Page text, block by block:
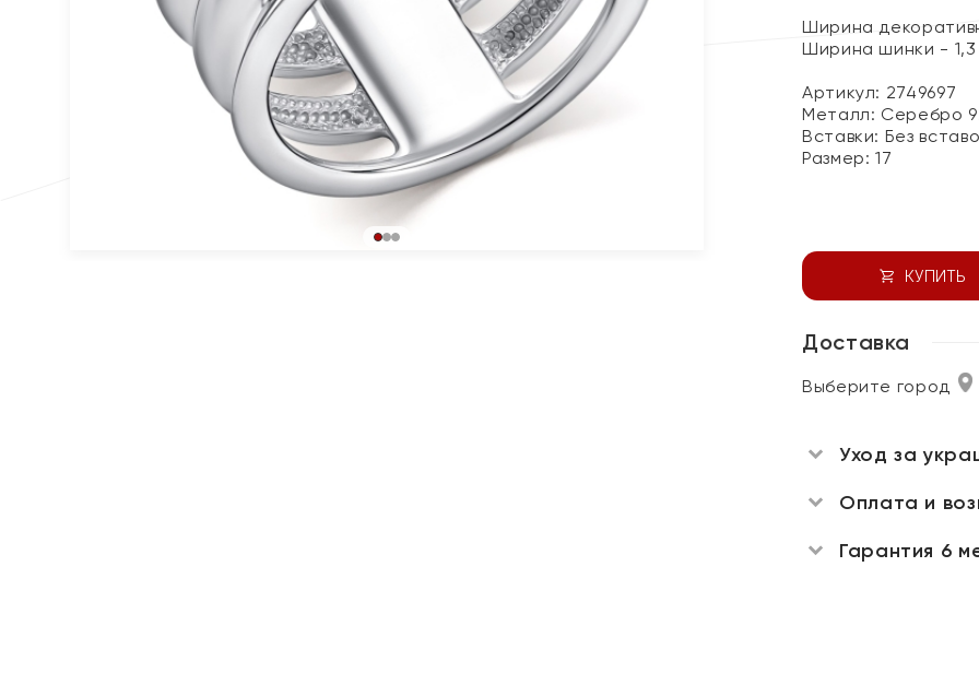
Ширина
Ширина шинки - 1,3
Артикул: 2749697
Металл: Серебро
Вставки: Без
Размер:17
КУПИТЬ
Доставка
Выберите город
Уход за
Оплата и
Гарантия 6